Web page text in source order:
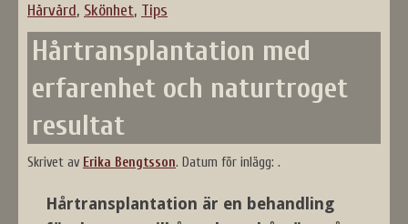
Hårvård, Skönhet, Tips
Hårtransplantation med
erfarenhet och naturtroget
resultat
Skrivet av Erika Bengtsson. Datum för inlägg: .
Hårtransplantation är en behandling